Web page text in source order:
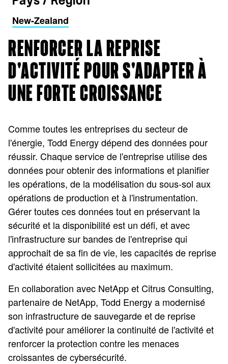
New-Zealand
RENFORCER LA REPRISE
D'ACTIVITÉ POUR S'ADAPTER À
UNE FORTE CROISSANCE
Comme toutes les entreprises du secteur de
l'énergie, Todd Energy dépend des données pour
réussir. Chaque service de l'entreprise utilise des
données pour obtenir des informations et planifier
les opérations, de la modélisation du sous-sol aux
opérations de production et à l'instrumentation.
Gérer toutes ces données tout en préservant la
sécurité et la disponibilité est un défi, et avec
l'infrastructure sur bandes de l'entreprise qui
approchait de sa fin de vie, les capacités de reprise
d'activité étaient sollicitées au maximum.
En collaboration avec NetApp et Citrus Consulting,
partenaire de NetApp, Todd Energy a modernisé
son infrastructure de sauvegarde et de reprise
d'activité pour améliorer la continuité de l'activité et
renforcer la protection contre les menaces
croissantes de cybersécurité.